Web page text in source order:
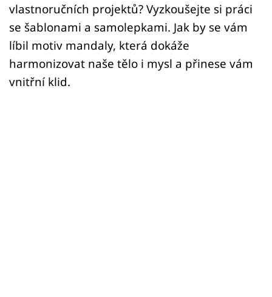
vlastnoručních projektů? Vyzkoušejte si práci
se šablonami a samolepkami. Jak by se vám
líbil motiv mandaly, která dokáže
harmonizovat naše tělo i mysl a přinese vám
vnitřní klid.